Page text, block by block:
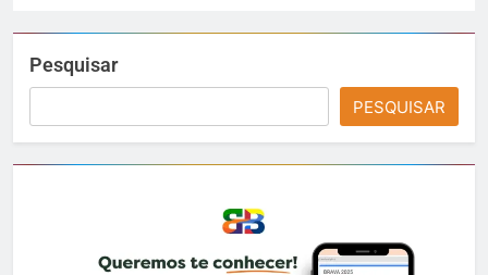
Pesquisar
PESQUISAR